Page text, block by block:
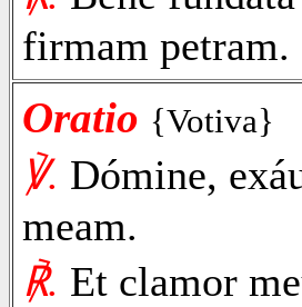
firmam petram.
Oratio {Votiva}
℣. Dómine,
meam.
℟. Et clamor